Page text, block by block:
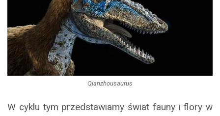
Qianzhousaurus
W cyklu tym przedstawiamy świat fauny i flory w